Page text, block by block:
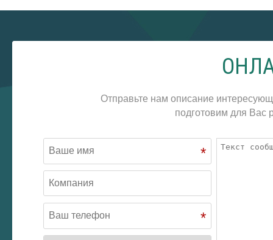
Отправьте нам описание
подготовим для Вас
*
*